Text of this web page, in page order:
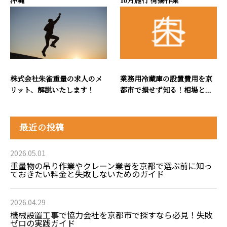
株式会社朱雀重量の求人のメ
リット、解説いたします！
業務用冷蔵庫の設置費用を京
都市で損せず知る！相場と...
最近の投稿
2026.05.01
重量物の吊り作業やクレーン業者を京都で選ぶ前に知っ
ておきたい料金と失敗しないためのガイド
2026.04.29
機械設置工事で協力会社を京都市で探すなら必見！失敗
ゼロの実践ガイド